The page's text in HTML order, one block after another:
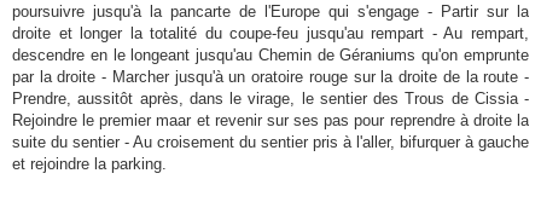
poursuivre jusqu'à la pancarte de l'Europe qui s'engage - Partir sur la
droite et longer la totalité du coupe-feu jusqu'au rempart - Au rempart,
descendre en le longeant jusqu'au Chemin de Géraniums qu'on emprunte
par la droite - Marcher jusqu'à un oratoire rouge sur la droite de la route -
Prendre, aussitôt après, dans le virage, le sentier des Trous de Cissia -
Rejoindre le premier maar et revenir sur ses pas pour reprendre à droite la
suite du sentier - Au croisement du sentier pris à l'aller, bifurquer à gauche
et rejoindre la parking.